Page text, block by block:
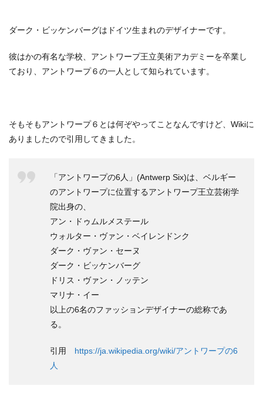
ダーク・ビッケンバーグはドイツ生まれのデザイナーです。
彼はかの有名な学校、アントワープ王立美術アカデミーを卒業し
ており、アントワープ６の一人として知られています。
そもそもアントワープ６とは何ぞやってことなんですけど、Wikiに
ありましたので引用してきました。
「アントワープの6人」(Antwerp Six)は、ベルギー
のアントワープに位置するアントワープ王立芸術学
院出身の、
アン・ドゥムルメステール
ウォルター・ヴァン・ベイレンドンク
ダーク・ヴァン・セーヌ
ダーク・ビッケンバーグ
ドリス・ヴァン・ノッテン
マリナ・イー
以上の6名のファッションデザイナーの総称であ
る。
引用 https://ja.wikipedia.org/wiki/アントワープの6
人